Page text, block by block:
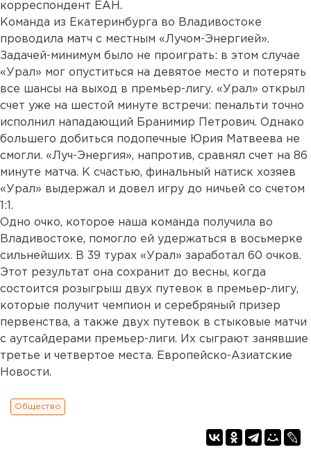
корреспондент ЕАН.
Команда из Екатеринбурга во Владивостоке
проводила матч с местным «Лучом-Энергией».
Задачей-минимум было не проиграть: в этом случае
«Урал» мог опуститься на девятое место и потерять
все шансы на выход в премьер-лигу. «Урал» открыл
счет уже на шестой минуте встречи: пенальти точно
исполнил нападающий Бранимир Петрович. Однако
большего добиться подопечные Юрия Матвеева не
смогли. «Луч-Энергия», напротив, сравнял счет на 86
минуте матча. К счастью, финальный натиск хозяев
«Урал» выдержал и довел игру до ничьей со счетом
1:1.
Одно очко, которое наша команда получила во
Владивостоке, помогло ей удержаться в восьмерке
сильнейших. В 39 турах «Урал» заработал 60 очков.
Этот результат она сохранит до весны, когда
состоится розыгрыш двух путевок в премьер-лигу,
которые получит чемпион и серебряный призер
первенства, а также двух путевок в стыковые матчи
с аутсайдерами премьер-лиги. Их сыграют занявшие
третье и четвертое места. Европейско-Азиатские
Новости.
Общество